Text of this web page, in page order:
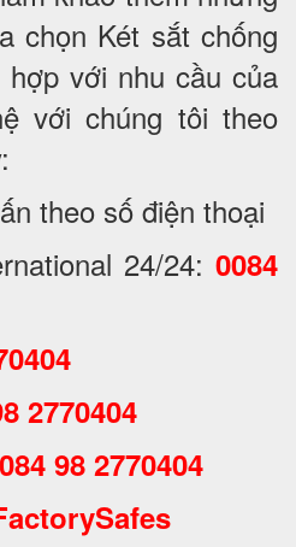
chọn Két sắt chống
với nhu cầu của
với chúng tôi theo
theo số điện thoại
24/24: 0084
2770404
98 2770404